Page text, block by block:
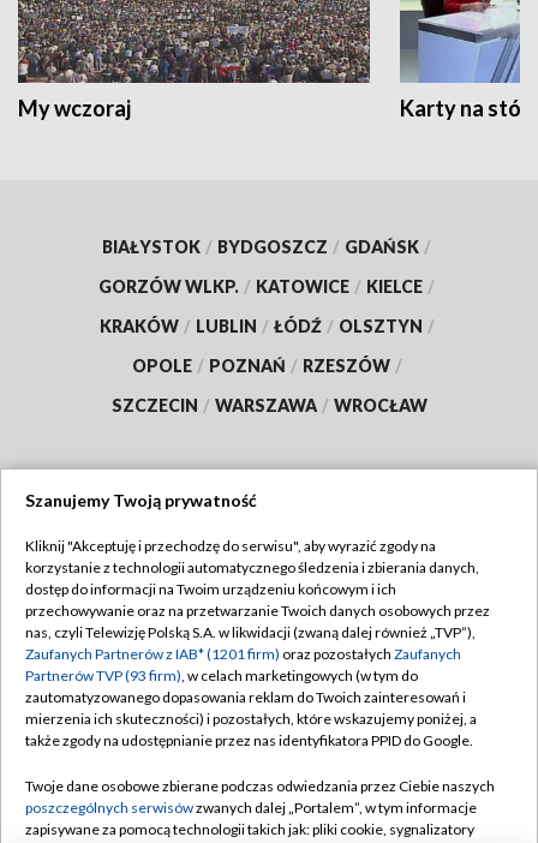
My wczoraj Karty na
BIAŁYSTOK / BYDGOSZCZ / GDAŃSK /
GORZÓW WLKP. / KATOWICE / KIELCE /
KRAKÓW / LUBLIN / ŁÓDŹ / OLSZTYN /
OPOLE / POZNAŃ / RZESZÓW /
SZCZECIN / WARSZAWA / WROCŁAW
TVP
Abonament TVP
Emisja w TVP
Centrum informacji TVP
Naziemna Telewizja Cyfrowa
Rada Programowa
Regulamin TVP
Polityka prywatności
Moje zgody
Pomoc
Kontakt
Szanujemy Twoją prywatność
Kliknij "Akceptuję i przechodzę do serwisu", aby wyrazić zgody na
korzystanie z technologii automatycznego śledzenia i zbierania danych,
dostęp do informacji na Twoim urządzeniu końcowym i ich
przechowywanie oraz na przetwarzanie Twoich danych osobowych przez
nas, czyli Telewizję Polską S.A. w likwidacji (zwaną dalej również „TVP”),
Zaufanych Partnerów z IAB* (1201 firm) oraz pozostałych Zaufanych
Partnerów TVP (93 firm), w celach marketingowych (w tym do
zautomatyzowanego dopasowania reklam do Twoich zainteresowań i
mierzenia ich skuteczności) i pozostałych, które wskazujemy poniżej, a
także zgody na udostępnianie przez nas identyfikatora PPID do Google.
Twoje dane osobowe zbierane podczas odwiedzania przez Ciebie naszych
poszczególnych serwisówzwanych dalej „Portalem”, w tym informacje
zapisywane za pomocą technologii takich jak: pliki cookie, sygnalizatory